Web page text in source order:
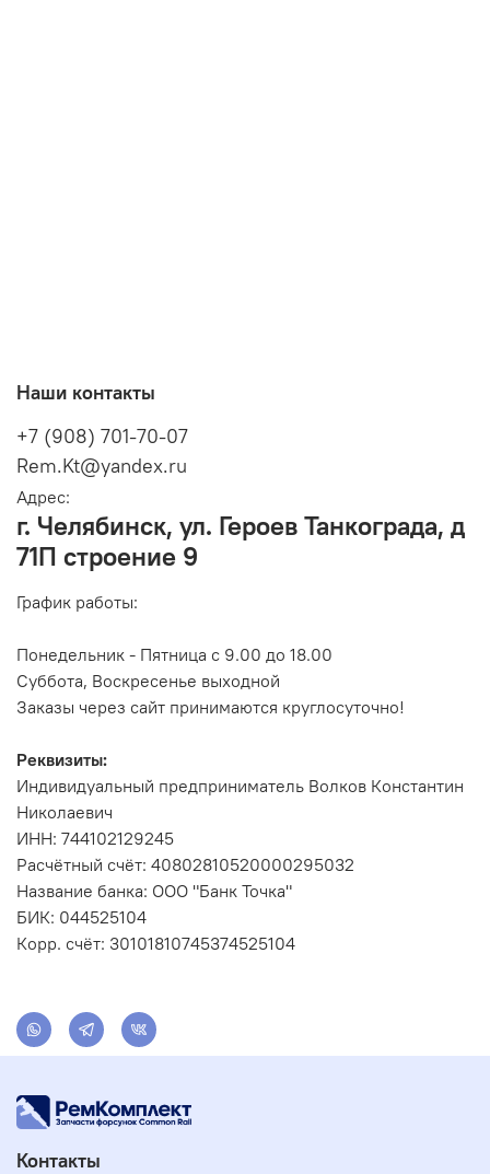
Наши контакты
+7 (908) 701-70-07
Rem.Kt@yandex.ru
Адрес:
г. Челябинск, ул. Героев Танкограда, д
71П строение 9
График работы:
Понедельник - Пятница с 9.00 до 18.00
Суббота, Воскресенье выходной
Заказы через сайт принимаются круглосуточно!
Реквизиты:
Индивидуальный предприниматель Волков Константин
Николаевич
ИНН: 744102129245
Расчётный счёт: 40802810520000295032
Название банка: ООО "Банк Точка"
БИК: 044525104
Корр. счёт: 30101810745374525104
Контакты